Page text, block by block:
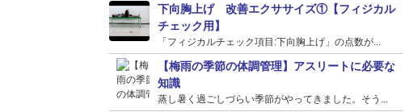
下向胸上げ 改善エクササイズ①【フィジカル
チェック用】
「フィジカルチェック項目:下向胸上げ」の点数が...
【梅雨の季節の体調管理】アスリートに必要な
知識
蒸し暑く過ごしづらい季節がやってきました。そう...